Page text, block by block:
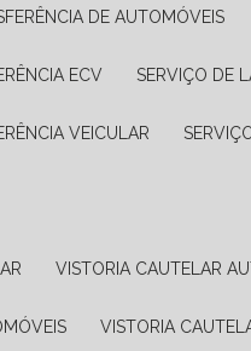
DE AUTOMÓVEIS
ECV SERVIÇO DE
VEICULAR
VISTORIA CAUTELAR
VISTORIA